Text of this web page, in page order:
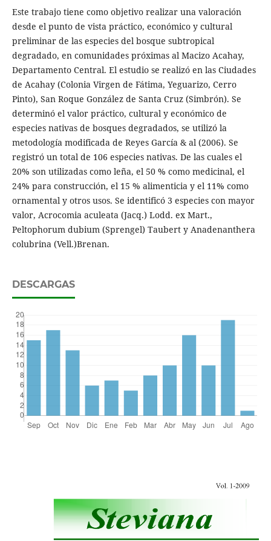
Este trabajo tiene como objetivo realizar una valoración
desde el punto de vista práctico, económico y cultural
preliminar de las especies del bosque subtropical
degradado, en comunidades próximas al Macizo Acahay,
Departamento Central. El estudio se realizó en las Ciudades
de Acahay (Colonia Virgen de Fátima, Yeguarizo, Cerro
Pinto), San Roque González de Santa Cruz (Simbrón). Se
determinó el valor práctico, cultural y económico de
especies nativas de bosques degradados, se utilizó la
metodología modificada de Reyes García & al (2006). Se
registró un total de 106 especies nativas. De las cuales el
20% son utilizadas como leña, el 50 % como medicinal, el
24% para construcción, el 15 % alimenticia y el 11% como
ornamental y otros usos. Se identificó 3 especies con mayor
valor, Acrocomia aculeata (Jacq.) Lodd. ex Mart.,
Peltophorum dubium (Sprengel) Taubert y Anadenanthera
colubrina (Vell.)Brenan.
DESCARGAS